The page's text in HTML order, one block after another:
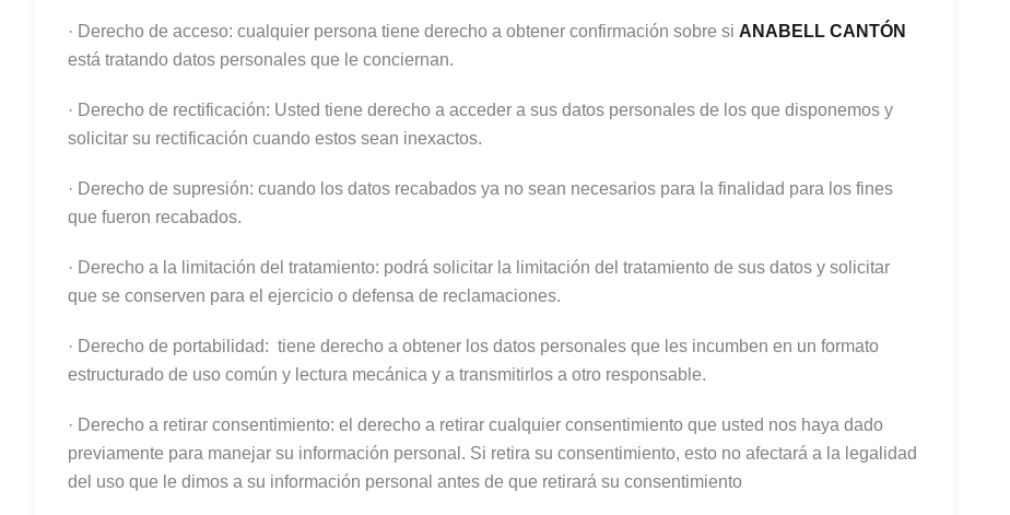
· Derecho de acceso: cualquier persona tiene derecho a obtener confirmación sobre si ANABELL CANTÓN
está tratando datos personales que le conciernan.
· Derecho de rectificación: Usted tiene derecho a acceder a sus datos personales de los que disponemos y
solicitar su rectificación cuando estos sean inexactos.
· Derecho de supresión: cuando los datos recabados ya no sean necesarios para la finalidad para los fines
que fueron recabados.
· Derecho a la limitación del tratamiento: podrá solicitar la limitación del tratamiento de sus datos y solicitar
que se conserven para el ejercicio o defensa de reclamaciones.
· Derecho de portabilidad: tiene derecho a obtener los datos personales que les incumben en un formato
estructurado de uso común y lectura mecánica y a transmitirlos a otro responsable.
· Derecho a retirar consentimiento: el derecho a retirar cualquier consentimiento que usted nos haya dado
previamente para manejar su información personal. Si retira su consentimiento, esto no afectará a la legalidad
del uso que le dimos a su información personal antes de que retirará su consentimiento